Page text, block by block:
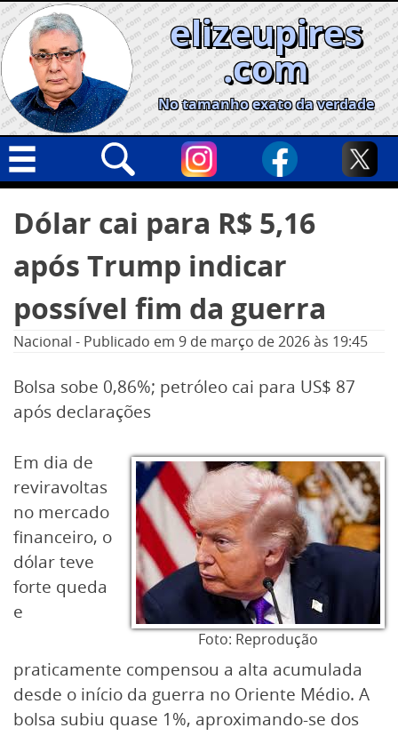
Skip
to
content
elizeupires
.com
No tamanho exato da verdade
Geral
Cidades
Nacional
Informe especial
por:
Dólar cai para R$ 5,16
após Trump indicar
possível fim da guerra
Nacional - Publicado em 9 de março de 2026às 19:45
Bolsa sobe 0,86%; petróleo cai para US$ 87
após declarações
Foto: Reprodução
Em dia de
reviravoltas
no mercado
financeiro, o
dólar teve
forte queda
e
praticamente compensou a alta acumulada
desde o início da guerra no Oriente Médio. A
bolsa subiu quase 1%, aproximando-se dos